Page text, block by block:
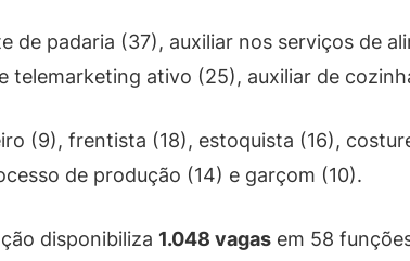
de padaria (37), auxiliar nos serviços de
telemarketing ativo (25), auxiliar de
(9), frentista (18), estoquista (16),
de produção (14) e garçom (10).
disponibiliza 1.048 vagas em 58